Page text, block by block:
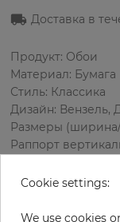
Доставка в
Продукт: Обои
Материал: Бумага
Стиль: Классика
Дизайн: Вензель,
Размеры (ширина/
Раппорт
Cookie settings:
We use cookies